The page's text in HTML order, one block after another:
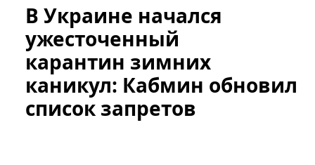
В Украине начался
ужесточенный
карантин зимних
каникул: Кабмин обновил
список запретов